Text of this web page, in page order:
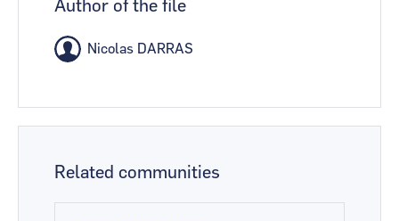
Author of the file
Nicolas DARRAS
Related communities